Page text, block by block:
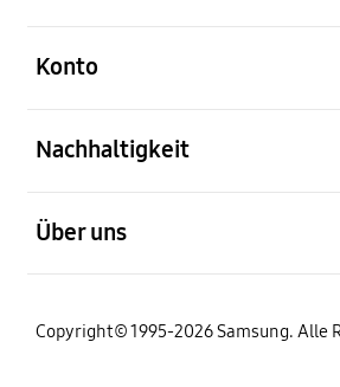
Konto
Nachhaltigkeit
Über uns
Copyright© 1995-2026 Samsung. Alle